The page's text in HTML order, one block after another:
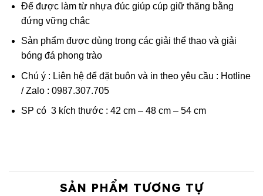
Đế được làm từ nhựa đúc giúp cúp giữ thăng bằng
đứng vững chắc
Sản phẩm được dùng trong các giải thể thao và giải
bóng đá phong trào
Chú ý : Liên hệ để đặt buôn và in theo yêu cầu : Hotline
/ Zalo : 0987.307.705
SP có 3 kích thước : 42 cm – 48 cm – 54 cm
SẢN PHẨM TƯƠNG TỰ